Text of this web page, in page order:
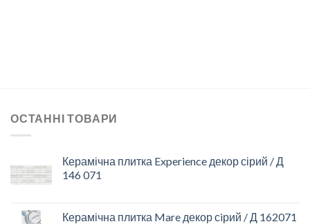
ОСТАННІ ТОВАРИ
Керамічна плитка Experience декор сірий / Д
146 071
Керамічна плитка Mare декор сiрий / Д 162071